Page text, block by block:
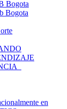
Bogota
Bogota
en